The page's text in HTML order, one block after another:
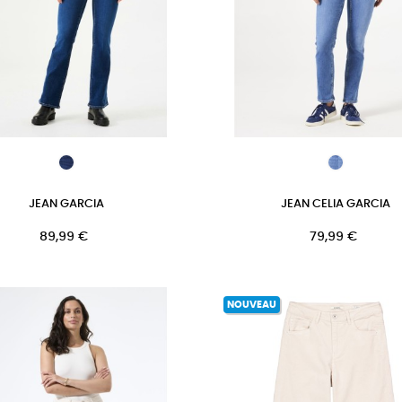
JEAN GARCIA
Prix
89,99 €
JEAN CELIA GARCIA
Prix
79,99 €
NOUVEAU